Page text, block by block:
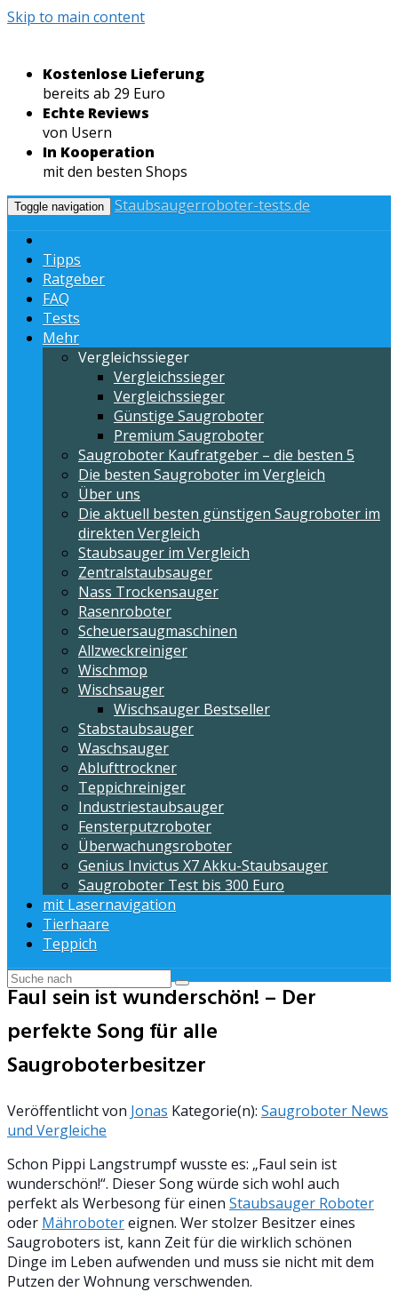
Skip to main content
Kostenlose Lieferung
bereits ab 29 Euro
Echte Reviews
von Usern
In Kooperation
mit den besten Shops
Toggle navigation Staubsaugerroboter-tests.de
Tipps
Ratgeber
FAQ
Tests
Mehr
Vergleichssieger
Vergleichssieger
Vergleichssieger
Günstige Saugroboter
Premium Saugroboter
Saugroboter Kaufratgeber – die besten 5
Die besten Saugroboter im Vergleich
Über uns
Die aktuell besten günstigen Saugroboter im
direkten Vergleich
Staubsauger im Vergleich
Zentralstaubsauger
Nass Trockensauger
Rasenroboter
Scheuersaugmaschinen
Allzweckreiniger
Wischmop
Wischsauger
Wischsauger Bestseller
Stabstaubsauger
Waschsauger
Ablufttrockner
Teppichreiniger
Industriestaubsauger
Fensterputzroboter
Überwachungsroboter
Genius Invictus X7 Akku-Staubsauger
Saugroboter Test bis 300 Euro
mit Lasernavigation
Tierhaare
Teppich
Faul sein ist wunderschön! – Der
perfekte Song für alle
Saugroboterbesitzer
Veröffentlicht von Jonas Kategorie(n): Saugroboter News
und Vergleiche
Schon Pippi Langstrumpf wusste es: „Faul sein ist
wunderschön!“. Dieser Song würde sich wohl auch
perfekt als Werbesong für einen Staubsauger Roboter
oder Mährobotereignen. Wer stolzer Besitzer eines
Saugroboters ist, kann Zeit für die wirklich schönen
Dinge im Leben aufwenden und muss sie nicht mit dem
Putzen der Wohnung verschwenden.